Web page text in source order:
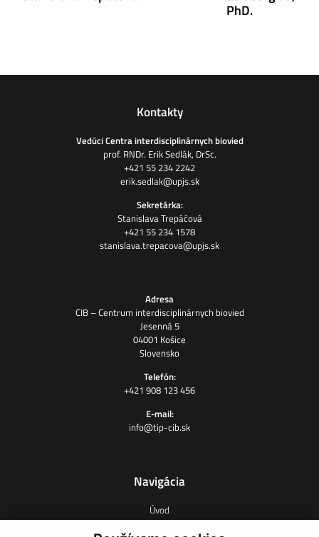
PhD.
Kontakty
Vedúci Centra interdisciplinárnych biovied
prof. RNDr. Erik Sedlák, DrSc.
+421 55 234 2242
erik.sedlak@upjs.sk
Sekretárka:
Stanislava Trepáčová
+421 55 234 1578
stanislava.trepacova@upjs.sk
Adresa
CIB – Centrum interdisciplinárnych biovied
Jesenná 5
04001 Košice
Slovensko
Telefón:
+421 908 123 456
E-mail:
info@tip-cib.sk
Navigácia
Úvod
O nás